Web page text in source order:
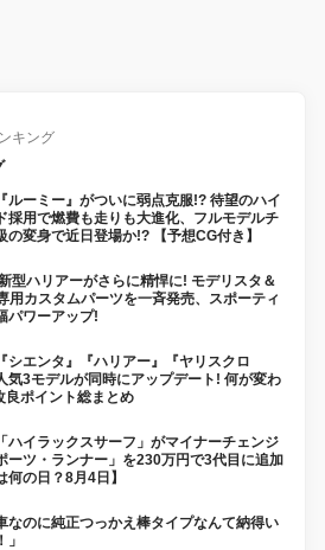
キング
ルーミー』がついに弱点克服!? 待望のハイ
採用で燃費も走りも大進化、フルモデルチ
の変身で近日登場か!? 【予想CG付き】
新型ハリアーがさらに精悍に! モデリスタ＆
用カスタムパーツを一斉発売、スポーティ
パワーアップ!
シエンタ』『ハリアー』『ヤリスクロ
気3モデルが同時にアップデート! 何が変わ
良ポイント総まとめ
ハイラックスサーフ」がマイナーチェンジ
ーツ・ランナー」を230万円で3代目に追加
何の日？8月4日】
なのに純正つっかえ棒タイプなんて納得い
」